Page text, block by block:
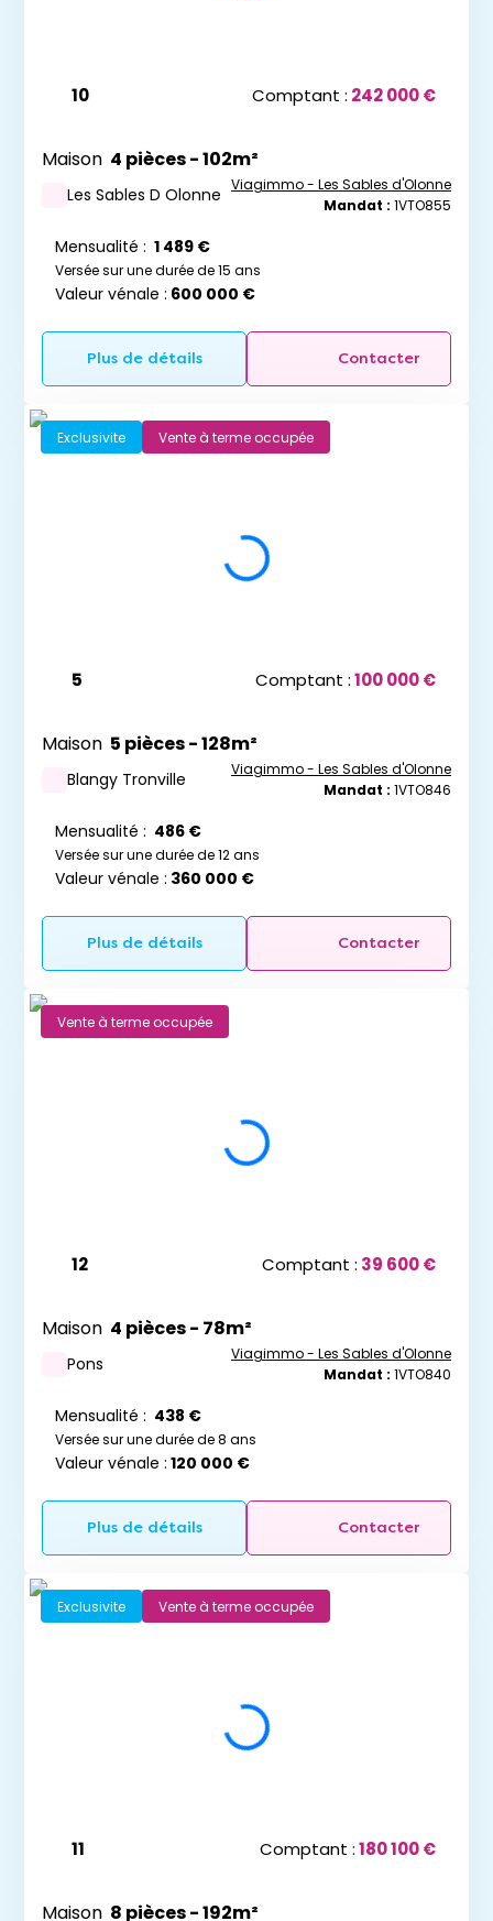
10 Comptant : 242 000 €
Maison 4 pièces - 102m²
Les Sables D Olonne Viagimmo - Les Sables d'Olonne
Mandat : 1VTO855
Mensualité : 1 489 €
Versée sur une durée de 15 ans
Valeur vénale : 600 000 €
Plus de détails Contacter
Exclusivite Vente à terme occupée
5 Comptant :100 000 €
Maison 5 pièces - 128m²
Blangy Tronville
Viagimmo - Les Sables d'Olonne
Mandat : 1VTO846
Mensualité : 486 €
Versée sur une durée de 12 ans
Valeur vénale : 360 000 €
Plus de détails Contacter
Vente à terme occupée
12 Comptant : 39 600 €
Maison 4 pièces - 78m²
Pons
Viagimmo - Les Sables d'Olonne
Mandat : 1VTO840
Mensualité : 438 €
Versée sur une durée de 8 ans
Valeur vénale : 120 000 €
Plus de détails Contacter
Exclusivite Vente à terme occupée
11 Comptant :180 100 €
Maison 8 pièces - 192m²